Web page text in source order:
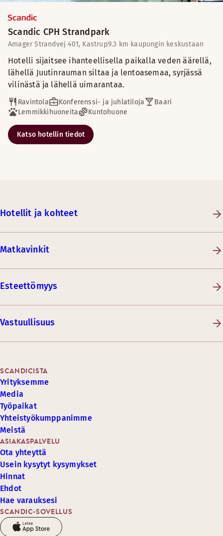
Scandic CPH Strandpark
Amager Strandvej 401, Kastrup9.3 km kaupungin keskustaan
Hotelli sijaitsee ihanteellisella paikalla veden äärellä,
lähellä Juutinrauman siltaa ja lentoasemaa, syrjässä
vilinästä ja lähellä uimarantaa.
Ravintola Konferenssi- ja juhlatiloja
Baari
Lemmikkihuoneita
Kuntohuone
Katso hotellin tiedot
Hotellit ja kohteet
Matkavinkit
Esteettömyys
Vastuullisuus
SCANDIC-SOVELLUS
ASIAKASPALVELU
Ota yhteyttä
Usein kysytyt kysymykset
Hinnat
Ehdot
Hae varauksesi
SCANDICISTA
Yrityksemme
Media
Työpaikat
Yhteistyökumppanimme
Meistä